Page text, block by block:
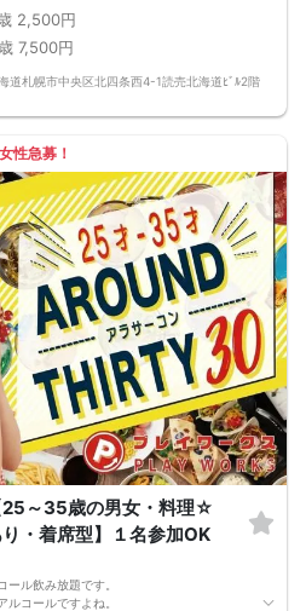
まして」から会話を楽しみましょう。
ます。
アナウンスをいたしますので、「連絡先交
士でお申し込みください。
お客様はカジュアルな格好でおこしになら
性３名・女性３名以上のお申し込みからに
ルで比率が崩れた場合や開催判断人数を下
たしませんのでご了承ください。
況」等はキャンセルなどで当日の参加人
ます。
付いたします。店内に入り店員に「街コン
出ないようにご準備お願いします。
持ちください。イベントの対象年齢でない
収し返金はいたしかねます。
す可能性があります。
ャンセル、途中キャンセルは出来ません。
金額は、チケット代金となり、交通費、宿
の事項に同意したと判断いたします。
2,500円
7,500円
道札幌市中央区北四条西4-1読売北海道ﾋﾞﾙ2階
女性急募！
25～35歳の男女・料理☆
・着席型】１名参加OK
ル飲み放題です。
コールですよね。